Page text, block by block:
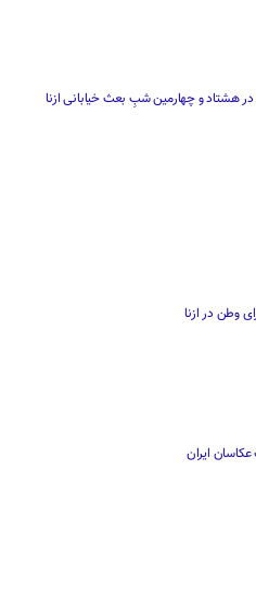
در هشتاد و چهارمین شبِ بعث خیابانی ازنا
وطن در ازنا
ایران